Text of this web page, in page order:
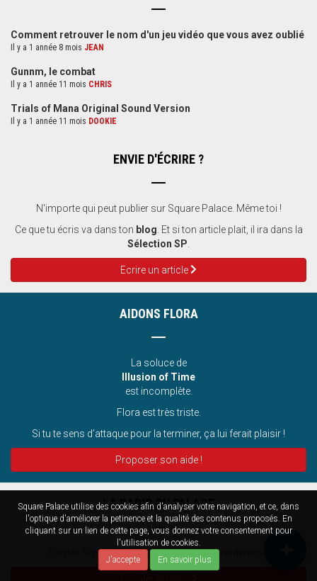
Square Palace utilise des cookies afin d'analyser votre navigation, et ce, dans
l'optique d'améliorer la petinence et la qualité des contenus proposés. En
cliquant sur un lien de cette page, vous donnez votre consentement pour
l'utilisation de cookies.
J'accepte
En savoir plus
Comment retrouver le nom d'un jeu vidéo que vous avez oublié
Il y a 1 année 8 mois JEAN
Gunnm, le combat
Il y a 1 année 11 mois CHRIS
Trials of Mana Original Sound Version
Il y a 1 année 11 mois DOOKIE
ENVIE D'ÉCRIRE ?
N'importe qui peut publier sur Square Palace. Même toi !
Ce que tu écris va dans ton blog . Et si ton article plait, il ira dans la
Sélection SP
Ecrire un article
AIDONS FLORA
La soluce de
Illusion of Time
est incomplète.
Flora est très triste.
Si tu te sens d’attaque pour la terminer, ça lui ferait plaisir !
Proposer son aide !
LA RADIO DU PALACE
Playlist Square Palace à écouter sans modération